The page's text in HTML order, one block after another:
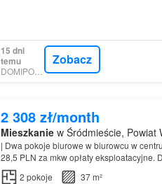
15 dni
temu
DOMIPORTA
Zobacz
2 308 zł/month
Mieszkaniew Śródmieście, Powiat
| Dwa pokoje biurowe w biurowcu w
28,5 PLN za mkw opłaty eksploatacyjne.
VAT…
2 pokoje 37 m²